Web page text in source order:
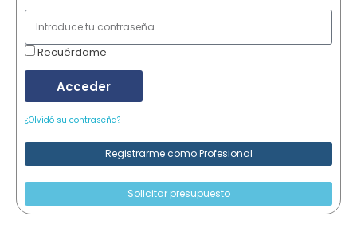
Recuérdame
Acceder
¿Olvidó su contraseña?
Registrarme como Profesional
Solicitar presupuesto